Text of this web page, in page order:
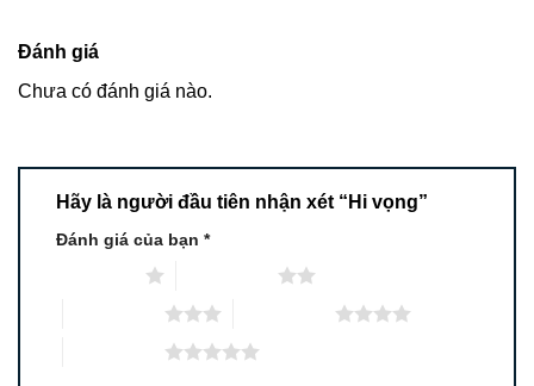
Đánh giá
Chưa có đánh giá nào.
Hãy là người đầu tiên nhận xét “Hi vọng”
Đánh giá của bạn *